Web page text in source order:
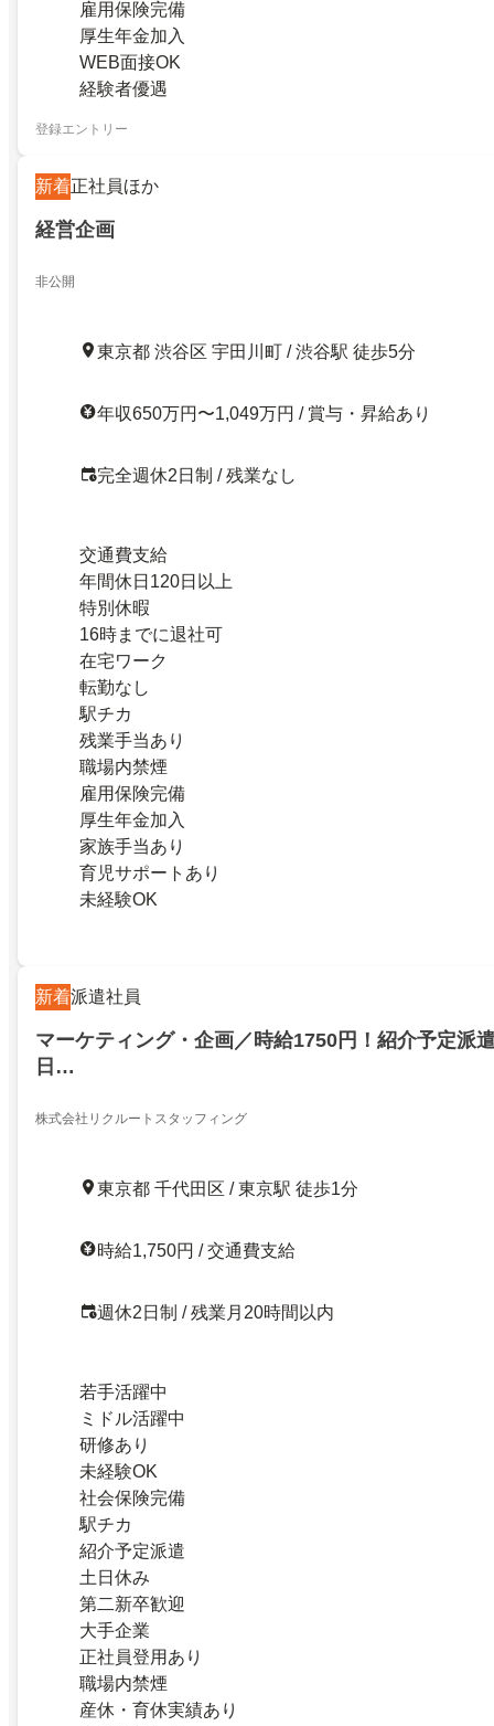
雇用保険完備
厚生年金加入
WEB面接OK
経験者優遇
登録エントリー
新着正社員ほか
経営企画
非公開
東京都 渋谷区 宇田川町 / 渋谷駅 徒歩5分
年収650万円〜1,049万円 / 賞与・昇給あり
完全週休2日制 / 残業なし
交通費支給
年間休日120日以上
特別休暇
16時までに退社可
在宅ワーク
転勤なし
駅チカ
残業手当あり
職場内禁煙
雇用保険完備
厚生年金加入
家族手当あり
育児サポートあり
未経験OK
新着派遣社員
マーケティング・企画／時給1750円！紹介予定派
日…
株式会社リクルートスタッフィング
東京都 千代田区 / 東京駅 徒歩1分
時給1,750円 / 交通費支給
週休2日制 / 残業月20時間以内
若手活躍中
ミドル活躍中
研修あり
未経験OK
社会保険完備
駅チカ
紹介予定派遣
土日休み
第二新卒歓迎
大手企業
正社員登用あり
職場内禁煙
産休・育休実績あり